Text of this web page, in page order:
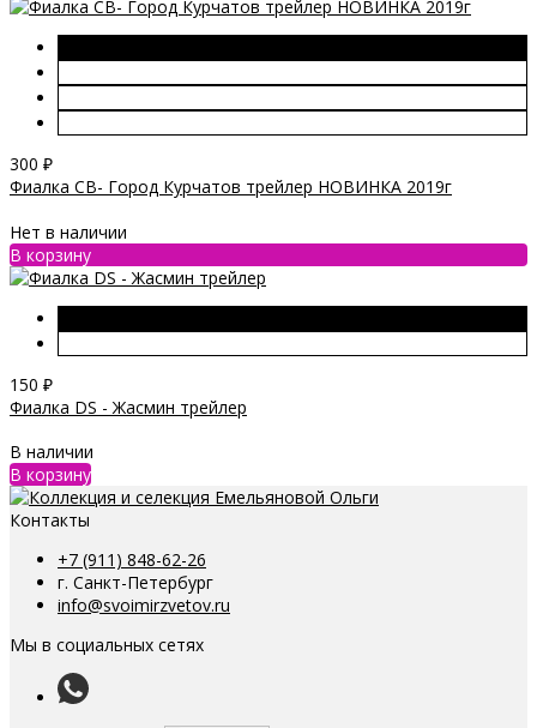
300 ₽
Фиалка СВ- Город Курчатов трейлер НОВИНКА 2019г
Нет в наличии
В корзину
150 ₽
Фиалка DS - Жасмин трейлер
В наличии
В корзину
Контакты
+7 (911) 848-62-26
г. Санкт-Петербург
info@svoimirzvetov.ru
Мы в социальных сетях